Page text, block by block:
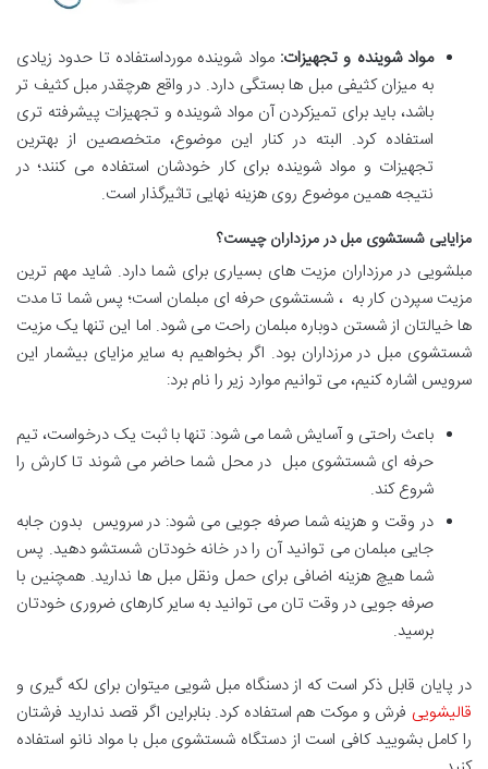
مواد شوینده و تجهیزات: مواد شوینده مورداستفاده تا حدود زیادی
به میزان کثیفی مبل ها بستگی دارد. در واقع هرچقدر مبل کثیف تر
باشد، باید برای تمیزکردن آن مواد شوینده و تجهیزات پیشرفته تری
استفاده کرد. البته در کنار این موضوع، متخصصین از بهترین
تجهیزات و مواد شوینده برای کار خودشان استفاده می کنند؛ در
نتیجه همین موضوع روی هزینه نهایی تاثیرگذار است.
مزایایی شستشوی مبل در مرزداران چیست؟
مبلشویی در مرزداران مزیت های بسیاری برای شما دارد. شاید مهم ترین
مزیت سپردن کار به ، شستشوی حرفه ای مبلمان است؛ پس شما تا مدت
ها خیالتان از شستن دوباره مبلمان راحت می شود. اما این تنها یک مزیت
شستشوی مبل در مرزداران بود. اگر بخواهیم به سایر مزایای بیشمار این
سرویس اشاره کنیم، می توانیم موارد زیر را نام برد:
باعث راحتی و آسایش شما می شود: تنها با ثبت یک درخواست، تیم
حرفه ای شستشوی مبل در محل شما حاضر می شوند تا کارش را
شروع کند.
در وقت و هزینه شما صرفه جویی می شود: در سرویس بدون جابه
جایی مبلمان می توانید آن را در خانه خودتان شستشو دهید. پس
شما هیچ هزینه اضافی برای حمل ونقل مبل ها ندارید. همچنین با
صرفه جویی در وقت تان می توانید به سایر کارهای ضروری خودتان
برسید.
در پایان قابل ذکر است که از دسنگاه مبل شویی میتوان برای لکه گیری و
قالیشویی فرش و موکت هم استفاده کرد. بنابراین اگر قصد ندارید فرشتان
را کامل بشویید کافی است از دستگاه شستشوی مبل با مواد نانو استفاده